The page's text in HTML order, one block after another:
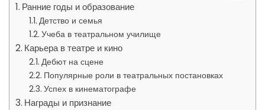
Ранние годы и образование
Детство и семья
Учеба в театральном училище
Карьера в театре и кино
Дебют на сцене
Популярные роли в театральных постановках
Успех в кинематографе
Награды и признание